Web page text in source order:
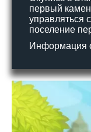
первый
управляться
поселение
Информация